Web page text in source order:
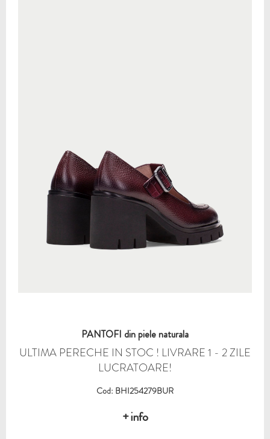
PANTOFI din piele naturala
ULTIMA PERECHE IN STOC ! LIVRARE 1 - 2 ZILE
LUCRATOARE!
Cod: BHI254279BUR
+ info